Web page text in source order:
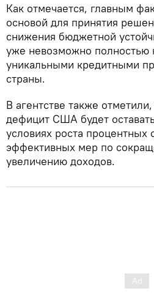
Как отмечается, главным
основой для принятия
снижения бюджетной
уже невозможно полностью
уникальными кредитными
страны.
В агентстве также
дефицит США будет
условиях роста процентных
эффективных мер по
увеличению доходов.